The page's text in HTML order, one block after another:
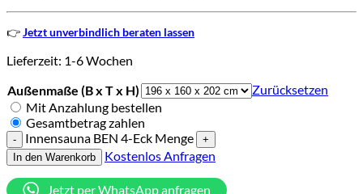
👉Jetzt unverbindlich beraten lassen
Lieferzeit: 1-6 Wochen
Außenmaße (B x T x H)
Zurücksetzen
Mit Anzahlung bestellen
Gesamtbetrag zahlen
Innensauna BEN 4-Eck Menge
In den Warenkorb Kostenlos Anfragen
Jetzt per WhatsApp anfragen